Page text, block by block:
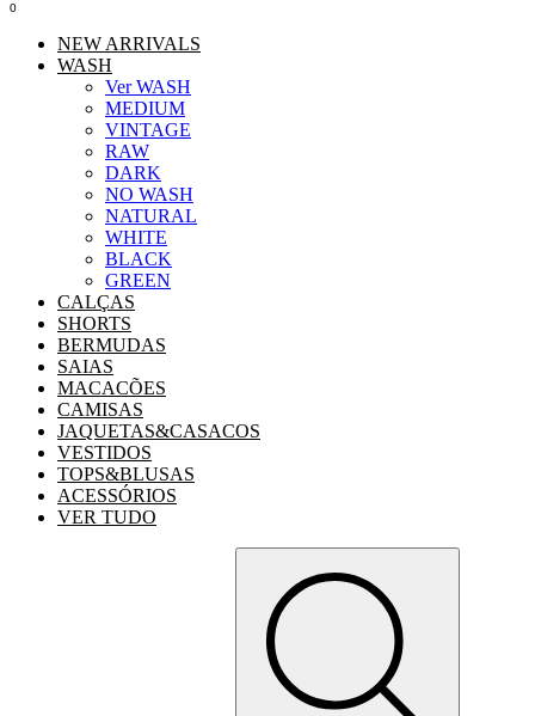
0
NEW ARRIVALS
WASH
Ver WASH
MEDIUM
VINTAGE
RAW
DARK
NO WASH
NATURAL
WHITE
BLACK
GREEN
CALÇAS
SHORTS
BERMUDAS
SAIAS
MACACÕES
CAMISAS
JAQUETAS&CASACOS
VESTIDOS
TOPS&BLUSAS
ACESSÓRIOS
VER TUDO